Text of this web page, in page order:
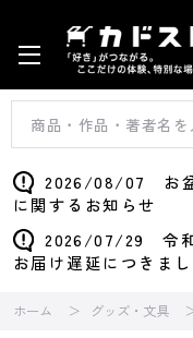
2026/08/07 お盆
に関するお知らせ
2026/07/29 令和
お届け遅延につきま
ホーム グッズ・文具